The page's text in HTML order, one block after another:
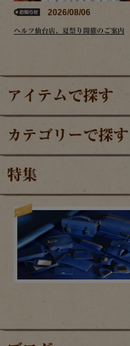
2026/08/06
ヘルツ仙台店、夏祭り開催のご案内
アイテムで探す
カテゴリーで探す
特集